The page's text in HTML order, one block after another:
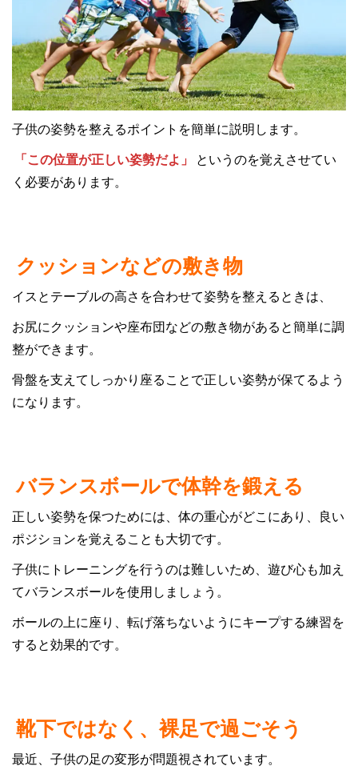
子供の姿勢を整えるポイントを簡単に説明します。
「この位置が正しい姿勢だよ」
というのを覚えさせてい
く必要があります。
クッションなどの敷き物
イスとテーブルの高さを合わせて姿勢を整えるときは、
お尻にクッションや座布団などの敷き物があると簡単に調
整ができます。
骨盤を支えてしっかり座ることで正しい姿勢が保てるよう
になります。
バランスボールで体幹を鍛える
正しい姿勢を保つためには、体の重心がどこにあり、良い
ポジションを覚えることも大切です。
子供にトレーニングを行うのは難しいため、遊び心も加え
てバランスボールを使用しましょう。
ボールの上に座り、転げ落ちないようにキープする練習を
すると効果的です。
靴下ではなく、裸足で過ごそう
最近、子供の足の変形が問題視されています。